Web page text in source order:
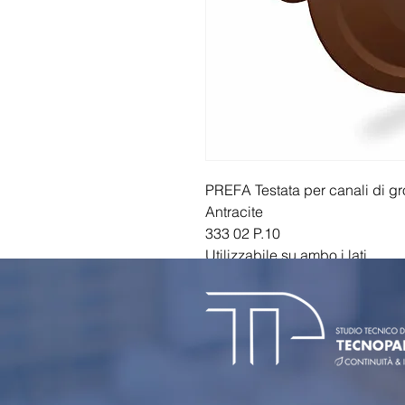
PREFA Testata per canali di
Antracite
333 02 P.10
Utilizzabile su ambo i lati